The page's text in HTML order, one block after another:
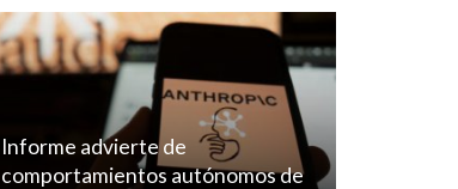
Informe advierte de
comportamientos autónomos de